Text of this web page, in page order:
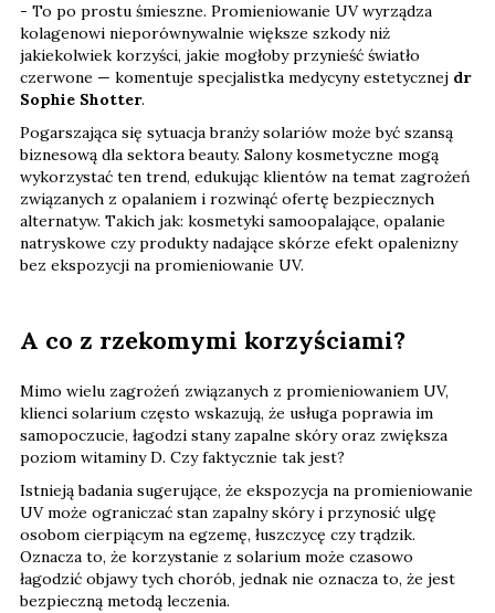
- To po prostu śmieszne. Promieniowanie UV wyrządza
kolagenowi nieporównywalnie większe szkody niż
jakiekolwiek korzyści, jakie mogłoby przynieść światło
czerwone — komentuje specjalistka medycyny estetycznej dr
Sophie Shotter.
Pogarszająca się sytuacja branży solariów może być szansą
biznesową dla sektora beauty. Salony kosmetyczne mogą
wykorzystać ten trend, edukując klientów na temat zagrożeń
związanych z opalaniem i rozwinąć ofertę bezpiecznych
alternatyw. Takich jak: kosmetyki samoopalające, opalanie
natryskowe czy produkty nadające skórze efekt opalenizny
bez ekspozycji na promieniowanie UV.
A co z rzekomymi korzyściami?
Mimo wielu zagrożeń związanych z promieniowaniem UV,
klienci solarium często wskazują, że usługa poprawia im
samopoczucie, łagodzi stany zapalne skóry oraz zwiększa
poziom witaminy D. Czy faktycznie tak jest?
Istnieją badania sugerujące, że ekspozycja na promieniowanie
UV może ograniczać stan zapalny skóry i przynosić ulgę
osobom cierpiącym na egzemę, łuszczycę czy trądzik.
Oznacza to, że korzystanie z solarium może czasowo
łagodzić objawy tych chorób, jednak nie oznacza to, że jest
bezpieczną metodą leczenia.